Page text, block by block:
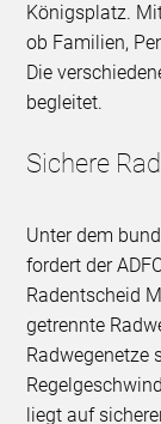
Königsplatz.
ob Familien,
Die
begleitet.
Sichere
Unter dem
fordert der
Radentscheid
getrennte
Radwegenetze
liegt auf